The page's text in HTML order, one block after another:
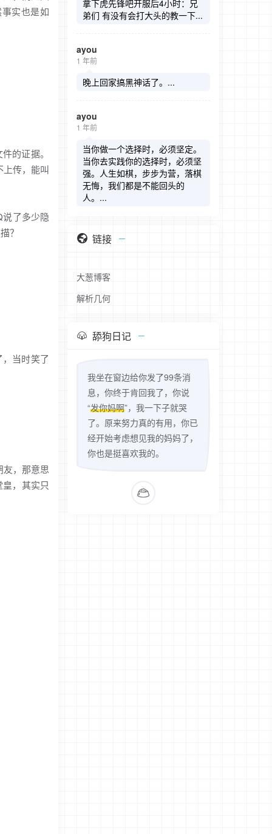
实也是如
的证据。
传，能叫
了多少隐
？
当时笑了
，那意思
，其实只
拿下虎先锋吧开服后4小时：兄
弟们 有没有会打大头的教一下...
ayou
1 年前
晚上回家搞黑神话了。...
ayou
1 年前
当你做一个选择时，必须坚定。
当你去实践你的选择时，必须坚
强。人生如棋，步步为营，落棋
无悔，我们都是不能回头的
人。...
链接
大葱博客
解析几何
舔狗日记
我坐在窗边给你发了99条消
息，你终于肯回我了，你说
“发你妈啊”，我一下子就哭
了。原来努力真的有用，你已
经开始考虑想见我的妈妈了，
你也是挺喜欢我的。